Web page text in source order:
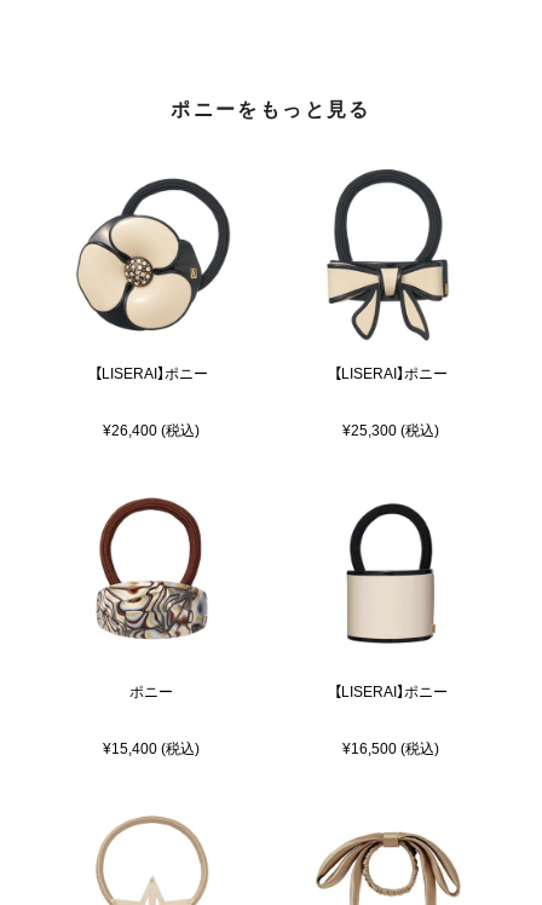
ポニーをもっと見る
【LISERAI】ポニー
¥26,400 (税込)
【LISERAI】ポニー
¥25,300 (税込)
ポニー
¥15,400 (税込)
【LISERAI】ポニー
¥16,500 (税込)